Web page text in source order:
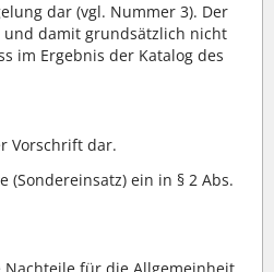
dar (vgl. Nummer 3). Der
und damit grundsätzlich nicht
im Ergebnis der Katalog des
Vorschrift dar.
ein in § 2 Abs.